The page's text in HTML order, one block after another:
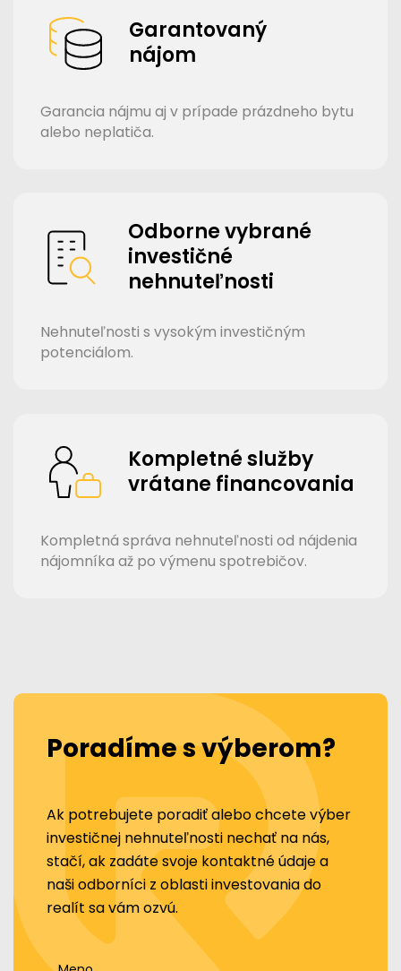
Garantovaný
nájom
Garancia nájmu aj v prípade prázdneho bytu
alebo neplatiča.
Odborne vybrané
investičné
nehnuteľnosti
Nehnuteľnosti s vysokým investičným
potenciálom.
Kompletné služby
vrátane financovania
Kompletná správa nehnuteľnosti od nájdenia
nájomníka až po výmenu spotrebičov.
Poradíme s výberom?
Ak potrebujete poradiť alebo chcete výber
investičnej nehnuteľnosti nechať na nás,
stačí, ak zadáte svoje kontaktné údaje a
naši odborníci z oblasti investovania do
realít sa vám ozvú.